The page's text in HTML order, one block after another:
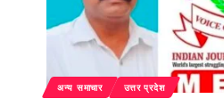
अन्य समाचार उत्तर प्रदेश